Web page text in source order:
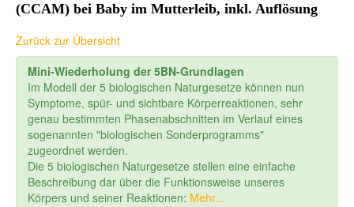
(CCAM) bei Baby im Mutterleib, inkl. Auflösung
Zurück zur Übersicht
Mini-Wiederholung der 5BN-Grundlagen
Im Modell der 5 biologischen Naturgesetze können nun
Symptome, spür- und sichtbare Körperreaktionen, sehr
genau bestimmten Phasenabschnitten im Verlauf eines
sogenannten "biologischen Sonderprogramms"
zugeordnet werden.
Die 5 biologischen Naturgesetze stellen eine einfache
Beschreibung dar über die Funktionsweise unseres
Körpers und seiner Reaktionen: Mehr...